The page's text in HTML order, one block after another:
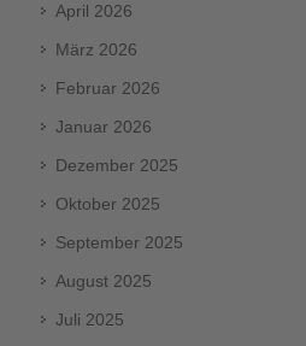
April 2026
März 2026
Februar 2026
Januar 2026
Dezember 2025
Oktober 2025
September 2025
August 2025
Juli 2025